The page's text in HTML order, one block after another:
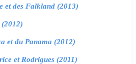
et des Falkland (2013)
(2012)
et du Panama (2012)
et Rodrigues (2011)